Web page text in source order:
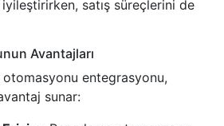
satış süreçlerini de
Avantajları
entegrasyonu,
sunar: